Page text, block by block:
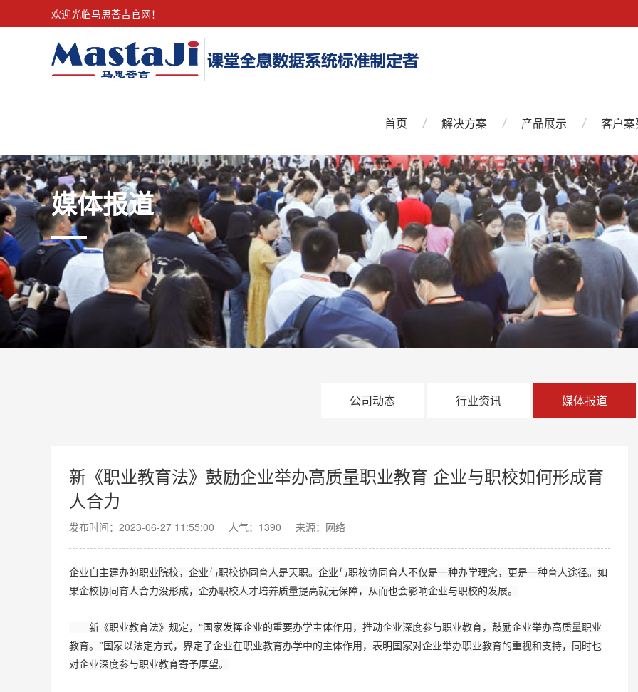
欢迎光临马思荅吉官网！
首页 解决方案 产品展示 客户案
媒体报道
公司动态 行业资讯 媒体报道
新《职业教育法》鼓励企业举办高质量职业教育 企业与职校如何形成育
人合力
发布时间：2023-06-27 11:55:00 人气： 1390 来源：网络
企业自主建办的职业院校，企业与职校协同育人是天职。企业与职校协同育人不仅是一种办学理念，更是一种育人途径。如
果企校协同育人合力没形成，企办职校人才培养质量提高就无保障，从而也会影响企业与职校的发展。
新《职业教育法》规定，“国家发挥企业的重要办学主体作用，推动企业深度参与职业教育，鼓励企业举办高质量职业
教育。”国家以法定方式，界定了企业在职业教育办学中的主体作用，表明国家对企业举办职业教育的重视和支持，同时也
对企业深度参与职业教育寄予厚望。